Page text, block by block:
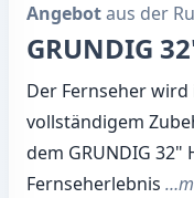
Angebotaus der
GRUNDIG
Der Fernseher
vollständigem
dem GRUNDIG 32"
Fernseherlebnis